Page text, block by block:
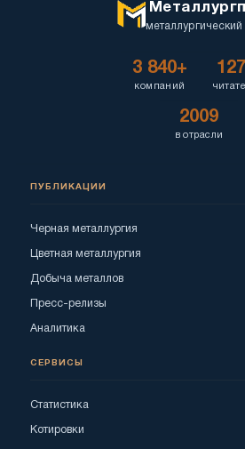
металлургический
3 840+
компаний
2009
в отрасли
ПУБЛИКАЦИИ
Черная металлургия
Цветная металлургия
Добыча металлов
Пресс-релизы
Аналитика
СЕРВИСЫ
Статистика
Котировки